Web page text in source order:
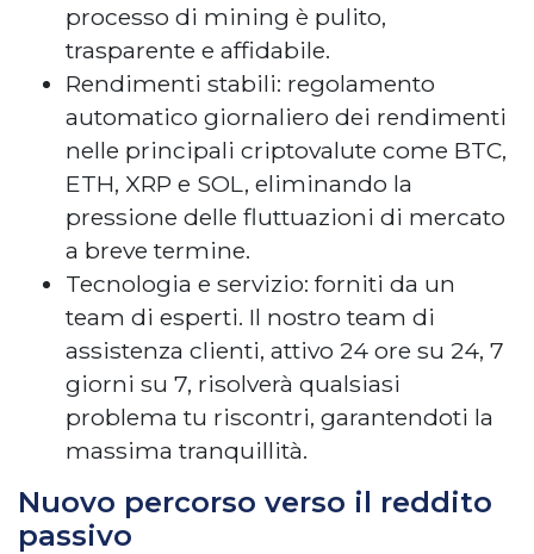
processo di mining è pulito,
trasparente e affidabile.
Rendimenti stabili: regolamento
automatico giornaliero dei rendimenti
nelle principali criptovalute come BTC,
ETH, XRP e SOL, eliminando la
pressione delle fluttuazioni di mercato
a breve termine.
Tecnologia e servizio: forniti da un
team di esperti. Il nostro team di
assistenza clienti, attivo 24 ore su 24, 7
giorni su 7, risolverà qualsiasi
problema tu riscontri, garantendoti la
massima tranquillità.
Nuovo percorso verso il reddito
passivo